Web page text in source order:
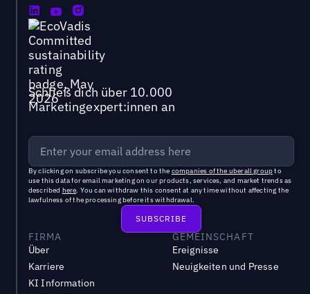
Schließ dich über 10.000
Marketingexpert:innen an
By clicking on subscribe you consent to the companies of the uberall groupto
use this data for email marketing on our products, services, and market trends as
described here. You can withdraw this consent at any time without affecting the
lawfulness of the processing before its withdrawal.
FIRMA
Über
Karriere
KI Information
GEMEINSCHAFT
Ereignisse
Neuigkeiten und Presse